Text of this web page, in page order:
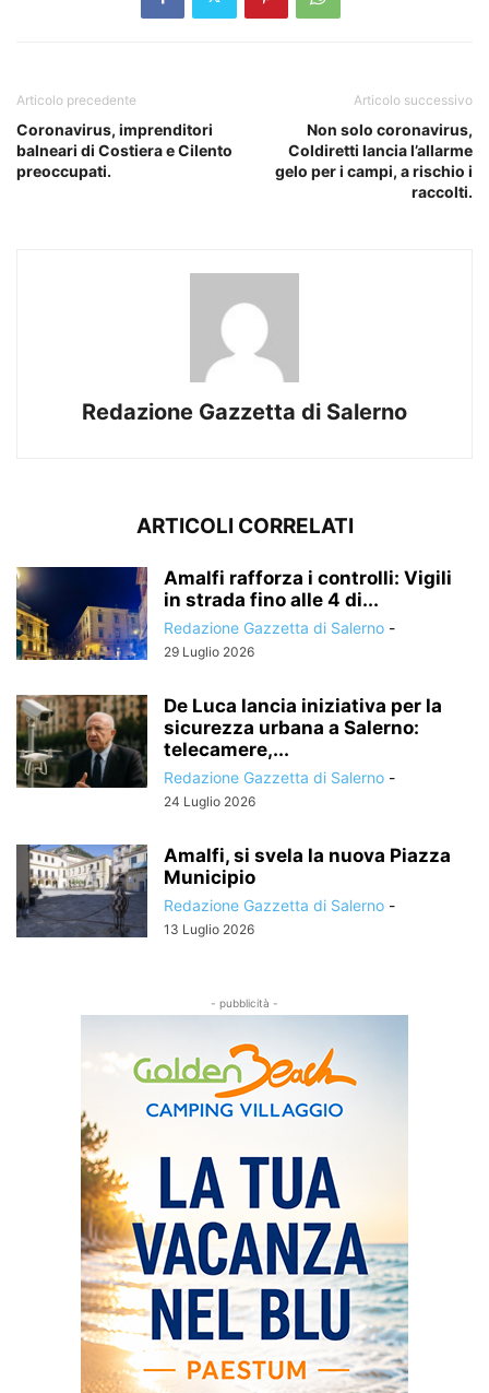
Articolo precedente
Coronavirus, imprenditori
balneari di Costiera e Cilento
preoccupati.
Articolo successivo
Non solo coronavirus,
Coldiretti lancia l’allarme
gelo per i campi, a rischio i
raccolti.
Redazione Gazzetta di Salerno
ARTICOLI CORRELATI
Amalfi rafforza i controlli: Vigili
in strada fino alle 4 di...
Redazione Gazzetta di Salerno -
29 Luglio 2026
De Luca lancia iniziativa per la
sicurezza urbana a Salerno:
telecamere,...
Redazione Gazzetta di Salerno -
24 Luglio 2026
Amalfi, si svela la nuova Piazza
Municipio
Redazione Gazzetta di Salerno -
13 Luglio 2026
- pubblicità -